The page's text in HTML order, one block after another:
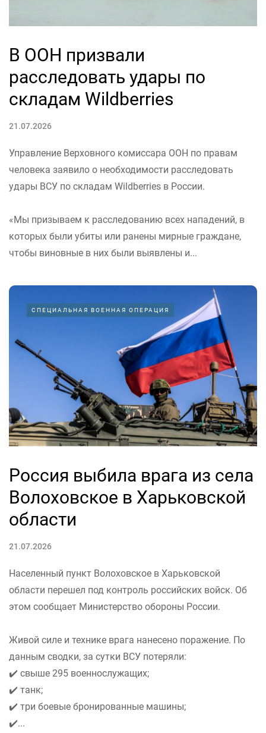
В ООН призвали
расследовать удары по
складам Wildberries
21.07.2026
Управление Верховного комиссара ООН по правам
человека заявило о необходимости расследовать
удары ВСУ по складам Wildberries в России.
«Мы призываем к расследованию всех нападений, в
которых были убиты или ранены мирные граждане,
чтобы виновные в них были выявлены и...
СПЕЦИАЛЬНАЯ ВОЕННАЯ ОПЕРАЦИЯ
Россия выбила врага из села
Волоховское в Харьковской
области
21.07.2026
Населенный пункт Волоховское в Харьковской
области перешел под контроль российских войск. Об
этом сообщает Министерство обороны России.
Живой силе и технике врага нанесено поражение. По
данным сводки, за сутки ВСУ потеряли:
✔️ свыше 295 военнослужащих;
✔️ танк;
✔️ три боевые бронированные машины;
✔️...